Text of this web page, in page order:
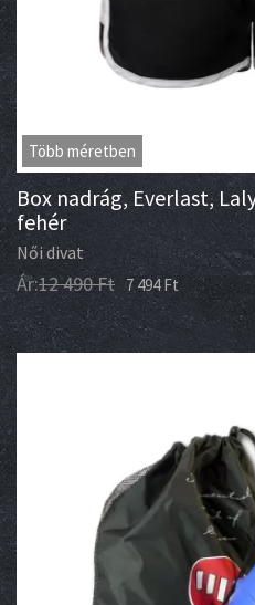
Több méretben
Box nadrág, Everlast,
fehér
Női divat
Ár:12 490Ft 7 494Ft